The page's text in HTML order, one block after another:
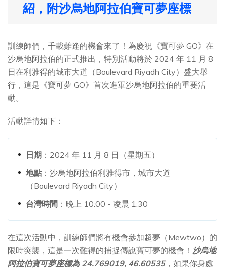
紹，附沙烏地阿拉伯寶可夢座標
訓練師們，千載難逢的機會來了！為慶祝《寶可夢 GO》在
沙烏地阿拉伯的正式推出，特別活動將於 2024 年 11 月 8
日在利雅得的城市大道（Boulevard Riyadh City）盛大舉
行，這是《寶可夢 GO》首次進軍沙烏地阿拉伯的重要活
動。
活動詳情如下：
日期 ：2024 年 11 月 8 日（星期五）
地點 ：沙烏地阿拉伯利雅得市，城市大道
（Boulevard Riyadh City）
台灣時間 ：晚上 10:00 - 凌晨 1:30
在這次活動中，訓練師們將有機會參加超夢（Mewtwo）的
限時突襲，這是一次難得的捕捉傳說寶可夢的機會！ 沙烏地
阿拉伯寶可夢座標為 24.769019, 46.60535，如果你身處